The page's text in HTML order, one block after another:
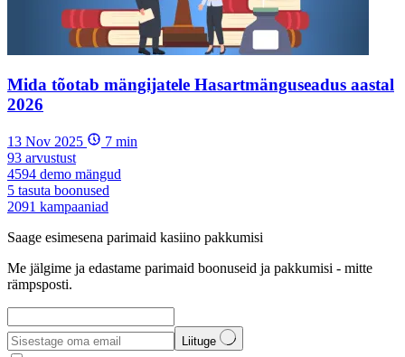
Mida tõotab mängijatele Hasartmänguseadus aastal
2026
13 Nov 2025 7 min
93 arvustust
4594 demo mängud
5 tasuta boonused
2091 kampaaniad
Saage esimesena parimaid kasiino pakkumisi
Me jälgime ja edastame parimaid boonuseid ja pakkumisi - mitte
rämpsposti.
Liituge